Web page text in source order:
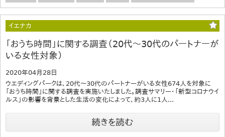
イエナカ
「おうち時間」に関する調査（20代～30代のパートナーが
いる女性対象）
2020年04月28日
ウエディングパークは、20代～30代のパートナーがいる女性674人を対象に
「おうち時間」に関する調査を実施いたしました。調査サマリー・「新型コロナウイ
ルス」の影響を背景とした生活の変化によって、約3人に1人...
続きを読む